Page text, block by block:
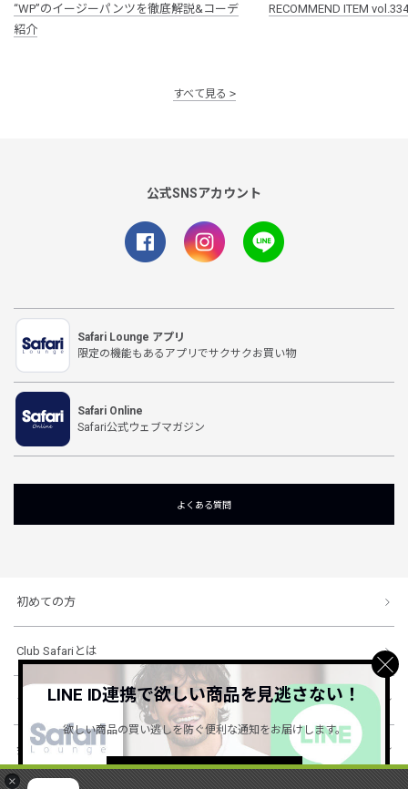
×
“WP”のイージーパンツを徹底解説&コーデ
紹介
RECOMMEND ITEM vol.334
すべて見る
公式SNSアカウント
Safari Lounge アプリ
限定の機能もあるアプリでサクサクお買い物
Safari Online
Safari公式ウェブマガジン
よくある質問
初めての方
Club Safariとは
ショッピングガイド
会社概要・規約
LINE ID連携で欲しい商品を見逃さない！
欲しい商品の買い逃しを防ぐ便利な通知をお届けします。
詳しくはこちら ＞